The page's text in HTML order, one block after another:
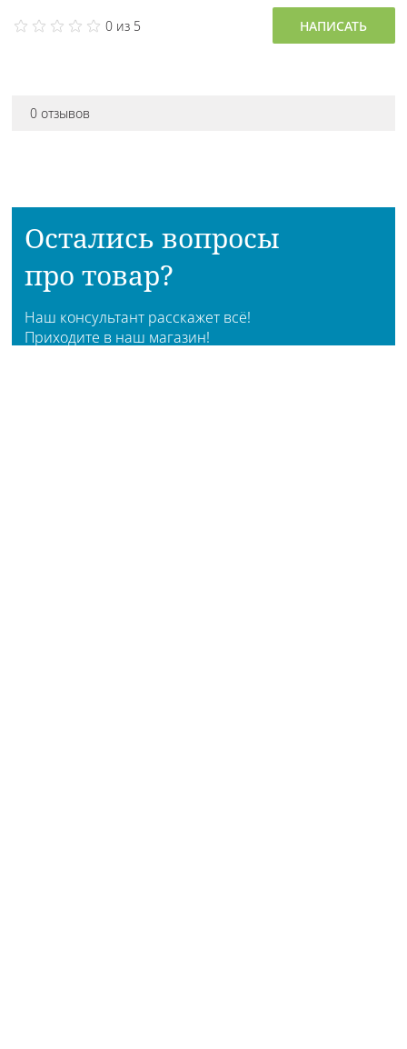
0 из 5 НАПИСАТЬ
0 отзывов
Остались вопросы
про товар?
Наш консультант расскажет всё!
Приходите в наш магазин!